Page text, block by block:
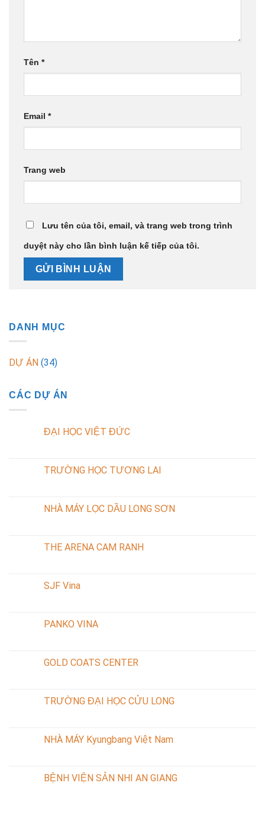
Tên *
Email *
Trang web
Lưu tên của tôi, email, và trang web trong trình
duyệt này cho lần bình luận kế tiếp của tôi.
DANH MỤC
DỰ ÁN (34)
CÁC DỰ ÁN
ĐẠI HỌC VIỆT ĐỨC
TRƯỜNG HỌC TƯƠNG LAI
NHÀ MÁY LỌC DẦU LONG SƠN
THE ARENA CAM RANH
SJF Vina
PANKO VINA
GOLD COATS CENTER
TRƯỜNG ĐẠI HỌC CỬU LONG
NHÀ MÁY Kyungbang Việt Nam
BỆNH VIỆN SẢN NHI AN GIANG